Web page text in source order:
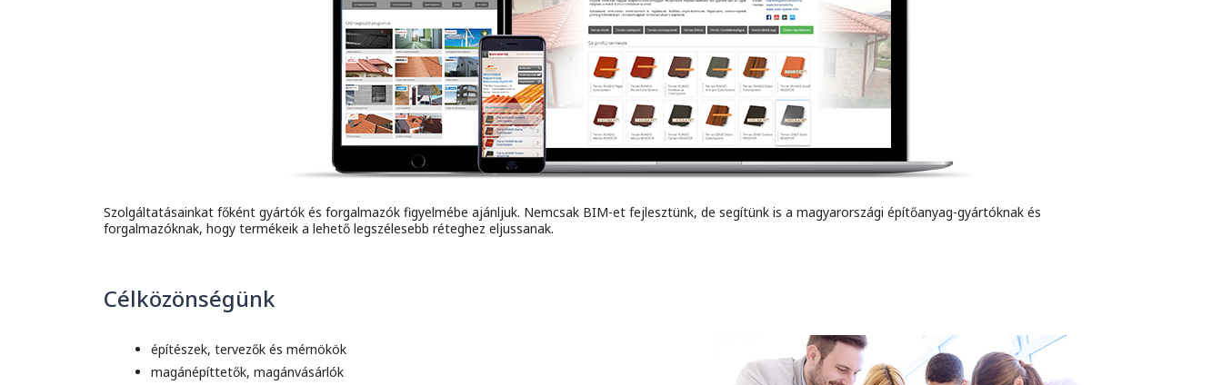
Szolgáltatásainkat főként gyártók és forgalmazók figyelmébe ajánljuk. Nemcsak BIM-et fejlesztünk, de segítünk is a magyarországi építőanyag-gyártóknak és
forgalmazóknak, hogy termékeik a lehető legszélesebb réteghez eljussanak.
Célközönségünk
építészek, tervezők és mérnökök
magánépíttetők, magánvásárlók